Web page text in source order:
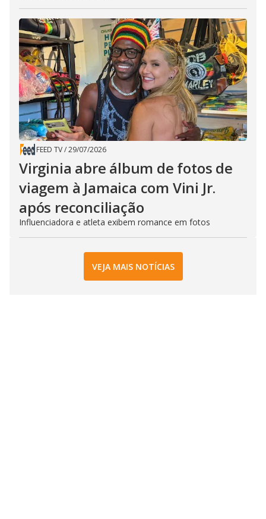
FEED TV/29/07/2026
Virginia abre álbum de fotos de
viagem à Jamaica com Vini Jr.
após reconciliação
Influenciadora e atleta exibem romance em fotos
VEJA MAIS NOTÍCIAS